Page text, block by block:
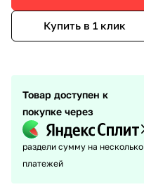
Купить в 1 клик
Товар доступен к
покупке через
раздели сумму на несколько
платежей